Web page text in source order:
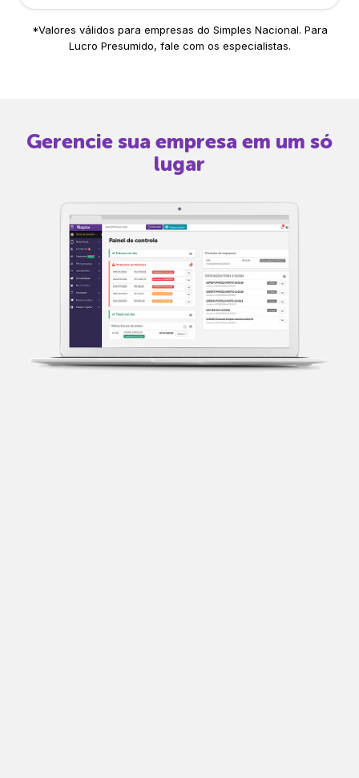
*Valores válidos para empresas do Simples Nacional. Para
Lucro Presumido, fale com os especialistas.
Gerencie sua empresa em um só
lugar